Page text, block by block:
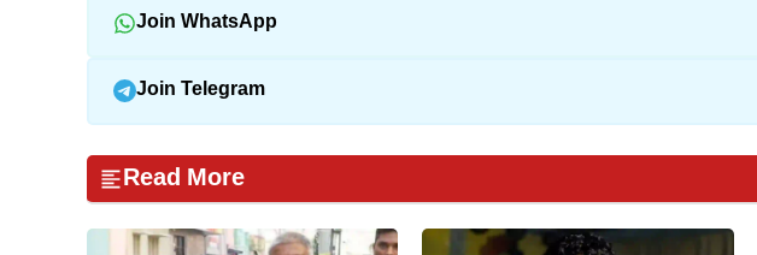
Join WhatsApp
Join Telegram
Read More